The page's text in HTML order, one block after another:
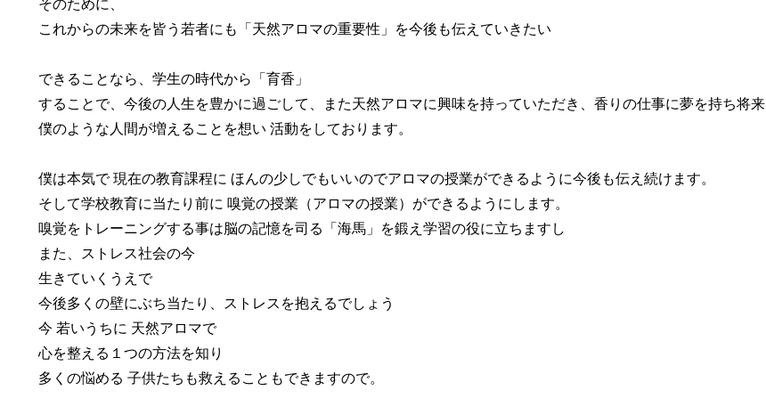
そのために、
これからの未来を皆う若者にも「天然アロマの重要性」を今後も伝えていきたい
できることなら、学生の時代から「育香」
することで、今後の人生を豊かに過ごして、また天然アロマに興味を持っていただき、香りの仕事に夢を持ち将来
僕のような人間が増えることを想い 活動をしております。
僕は本気で 現在の教育課程に ほんの少しでもいいのでアロマの授業ができるように今後も伝え続けます。
そして学校教育に当たり前に 嗅覚の授業（アロマの授業）ができるようにします。
嗅覚をトレーニングする事は脳の記憶を司る「海馬」を鍛え学習の役に立ちますし
また、ストレス社会の今
生きていくうえで
今後多くの壁にぶち当たり、ストレスを抱えるでしょう
今 若いうちに 天然アロマで
心を整える１つの方法を知り
多くの悩める 子供たちも救えることもできますので。